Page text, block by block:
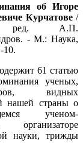
об Игоре
Курчатове/
ред. А.П.
- М.: Наука,
10.
61 статью
ученых,
видных
нашей страны о
ученом-
организаторе
науки, трижды